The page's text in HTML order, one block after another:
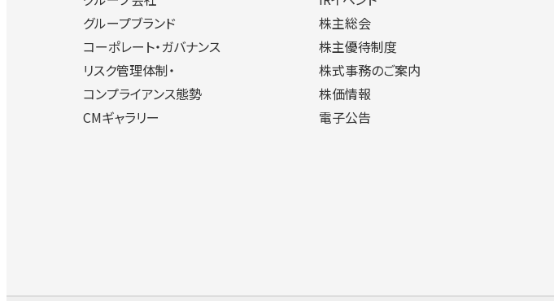
グループブランド
コーポレート・ガバナンス
リスク管理体制・
コンプライアンス態勢
CMギャラリー
株主総会
株主優待制度
株式事務のご案内
株価情報
電子公告